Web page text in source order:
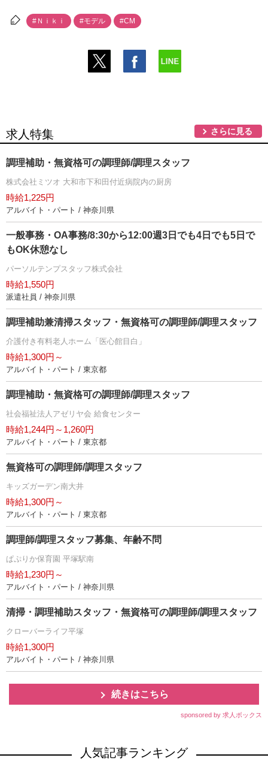
#Ｎｉｋｉ #モデル #CM
求人特集 さらに見る
調理補助・無資格可の調理師/調理スタッフ
株式会社ミツオ 大和市下和田付近病院内の厨房
時給1,225円
アルバイト・パート / 神奈川県
一般事務・OA事務/8:30から12:00週3日でも4日でも5日で
もOK休憩なし
パーソルテンプスタッフ株式会社
時給1,550円
派遣社員 / 神奈川県
調理補助兼清掃スタッフ・無資格可の調理師/調理スタッフ
介護付き有料老人ホーム「医心館目白」
時給1,300円～
アルバイト・パート / 東京都
調理補助・無資格可の調理師/調理スタッフ
社会福祉法人アゼリヤ会 給食センター
時給1,244円～1,260円
アルバイト・パート / 東京都
無資格可の調理師/調理スタッフ
キッズガーデン南大井
時給1,300円～
アルバイト・パート / 東京都
調理師/調理スタッフ募集、年齢不問
ぱぷりか保育園 平塚駅南
時給1,230円～
アルバイト・パート / 神奈川県
清掃・調理補助スタッフ・無資格可の調理師/調理スタッフ
クローバーライフ平塚
時給1,300円
アルバイト・パート / 神奈川県
続きはこちら
sponsored by 求人ボックス
人気記事ランキング